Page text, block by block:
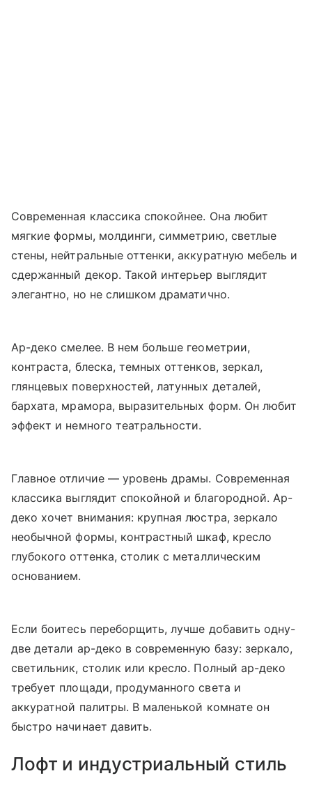
Современная классика спокойнее. Она любит
мягкие формы, молдинги, симметрию, светлые
стены, нейтральные оттенки, аккуратную мебель и
сдержанный декор. Такой интерьер выглядит
элегантно, но не слишком драматично.
Ар-деко смелее. В нем больше геометрии,
контраста, блеска, темных оттенков, зеркал,
глянцевых поверхностей, латунных деталей,
бархата, мрамора, выразительных форм. Он любит
эффект и немного театральности.
Главное отличие — уровень драмы. Современная
классика выглядит спокойной и благородной. Ар-
деко хочет внимания: крупная люстра, зеркало
необычной формы, контрастный шкаф, кресло
глубокого оттенка, столик с металлическим
основанием.
Если боитесь переборщить, лучше добавить одну-
две детали ар-деко в современную базу: зеркало,
светильник, столик или кресло. Полный ар-деко
требует площади, продуманного света и
аккуратной палитры. В маленькой комнате он
быстро начинает давить.
Лофт и индустриальный стиль